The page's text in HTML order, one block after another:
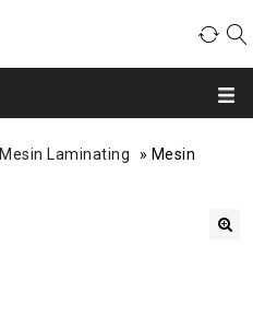
Mesin Laminating » Mesin